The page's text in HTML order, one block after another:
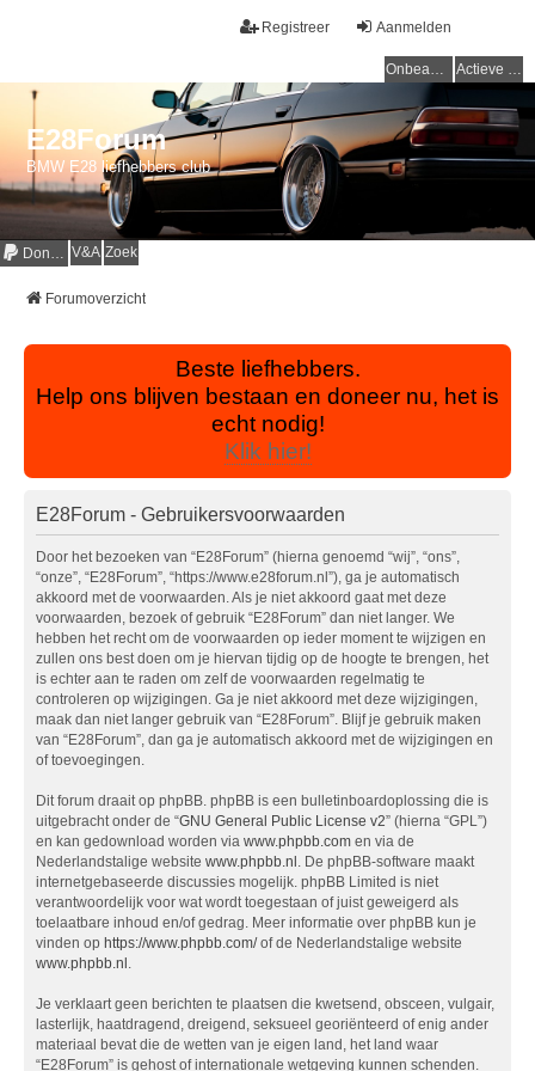
Aanmelden
Registreer
Onbeantwoorde onderwerpen Actieve onderwerpen
E28Forum
BMW E28 liefhebbers club
Donaties V&A Zoek
Forumoverzicht
Beste liefhebbers.
Help ons blijven bestaan en doneer nu, het is
echt nodig!
Klik hier!
E28Forum - Gebruikersvoorwaarden
Door het bezoeken van “E28Forum” (hierna genoemd “wij”, “ons”,
“onze”, “E28Forum”, “https://www.e28forum.nl”), ga je automatisch
akkoord met de voorwaarden. Als je niet akkoord gaat met deze
voorwaarden, bezoek of gebruik “E28Forum” dan niet langer. We
hebben het recht om de voorwaarden op ieder moment te wijzigen en
zullen ons best doen om je hiervan tijdig op de hoogte te brengen, het
is echter aan te raden om zelf de voorwaarden regelmatig te
controleren op wijzigingen. Ga je niet akkoord met deze wijzigingen,
maak dan niet langer gebruik van “E28Forum”. Blijf je gebruik maken
van “E28Forum”, dan ga je automatisch akkoord met de wijzigingen en
of toevoegingen.
Dit forum draait op phpBB. phpBB is een bulletinboardoplossing die is
uitgebracht onder de “GNU General Public License v2” (hierna “GPL”)
en kan gedownload worden via www.phpbb.com en via de
Nederlandstalige website www.phpbb.nl . De phpBB-software maakt
internetgebaseerde discussies mogelijk. phpBB Limited is niet
verantwoordelijk voor wat wordt toegestaan of juist geweigerd als
toelaatbare inhoud en/of gedrag. Meer informatie over phpBB kun je
vinden op https://www.phpbb.com/of de Nederlandstalige website
www.phpbb.nl .
Je verklaart geen berichten te plaatsen die kwetsend, obsceen, vulgair,
lasterlijk, haatdragend, dreigend, seksueel georiënteerd of enig ander
materiaal bevat die de wetten van je eigen land, het land waar
“E28Forum” is gehost of internationale wetgeving kunnen schenden.